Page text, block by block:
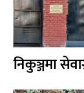
निकुञ्जमा